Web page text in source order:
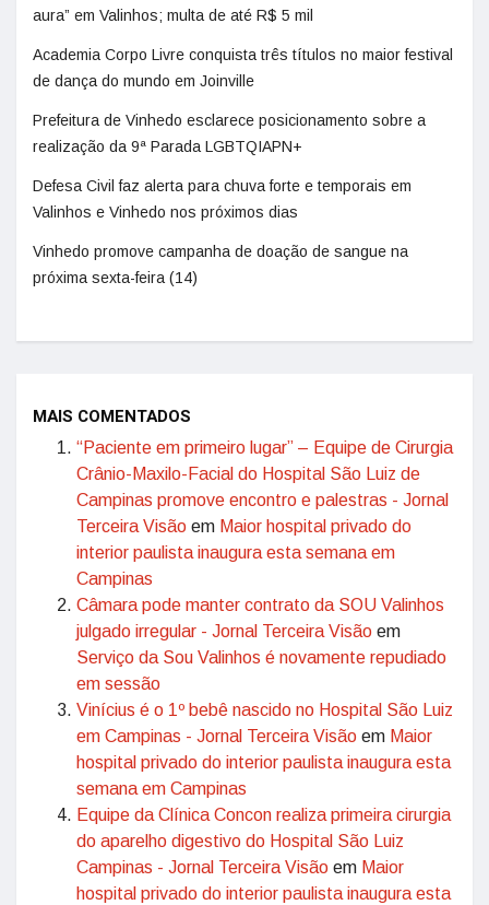
aura” em Valinhos; multa de até R$ 5 mil
Academia Corpo Livre conquista três títulos no maior festival
de dança do mundo em Joinville
Prefeitura de Vinhedo esclarece posicionamento sobre a
realização da 9ª Parada LGBTQIAPN+
Defesa Civil faz alerta para chuva forte e temporais em
Valinhos e Vinhedo nos próximos dias
Vinhedo promove campanha de doação de sangue na
próxima sexta-feira (14)
MAIS COMENTADOS
“Paciente em primeiro lugar” – Equipe de Cirurgia
Crânio-Maxilo-Facial do Hospital São Luiz de
Campinas promove encontro e palestras - Jornal
Terceira Visão em Maior hospital privado do
interior paulista inaugura esta semana em
Campinas
Câmara pode manter contrato da SOU Valinhos
julgado irregular - Jornal Terceira Visão em
Serviço da Sou Valinhos é novamente repudiado
em sessão
Vinícius é o 1º bebê nascido no Hospital São Luiz
em Campinas - Jornal Terceira Visão em Maior
hospital privado do interior paulista inaugura esta
semana em Campinas
Equipe da Clínica Concon realiza primeira cirurgia
do aparelho digestivo do Hospital São Luiz
Campinas - Jornal Terceira Visão em Maior
hospital privado do interior paulista inaugura esta